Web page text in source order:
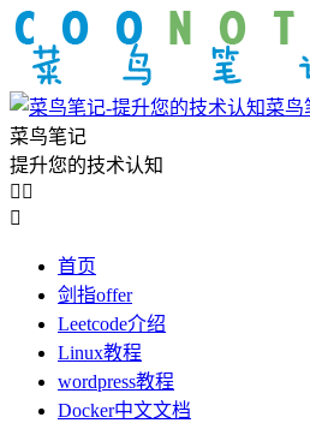
菜鸟
菜鸟笔记
提升您的技术认知
 

首页
剑指offer
Leetcode介绍
Linux教程
wordpress教程
Docker中文文档